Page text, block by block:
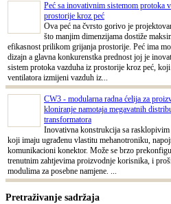
Peć sa inovativnim sistemom protoka
prostorije kroz peć
Ova peć na čvrsto gorivo je
što manjim dimenzijama dostiže
efikasnost prilikom grijanja prostorije. Peć ima
dizajn a glavna konkurenstka prednost joj je
sistem protoka vazduha iz prostorije kroz peć,
ventilatora izmijeni vazduh iz...
CW3 - modularna radna ćelija za
kloniranje namotaja megavatnih
transformatora
Inovativna konstrukcija sa
koji imaju ugrađenu vlastitu mehanotroniku,
komunikacioni konektor. Može se brzo
trenutnim zahtjevima proizvodnje korisnika, i
modulima za posebne namjene. ...
Pretraživanje sadržaja